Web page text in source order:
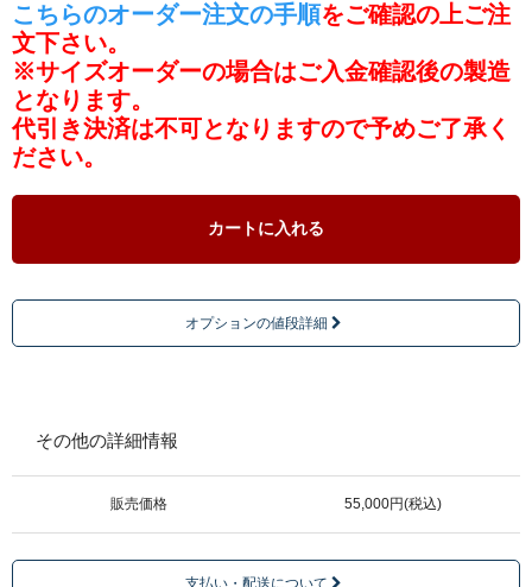
こちらのオーダー注文の手順をご確認の上ご注
文下さい。
※サイズオーダーの場合はご入金確認後の製造
となります。
代引き決済は不可となりますので予めご了承く
ださい。
カートに入れる
オプションの値段詳細
その他の詳細情報
販売価格 55,000円(税込)
支払い・配送について